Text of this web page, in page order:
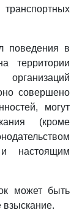
поведения в
территории
совершено
могут
(кроме
настоящим
может быть
взыскание.